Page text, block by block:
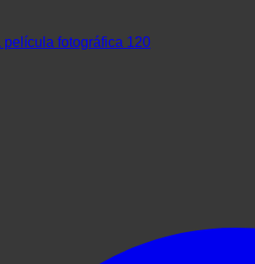
película fotográfica 120